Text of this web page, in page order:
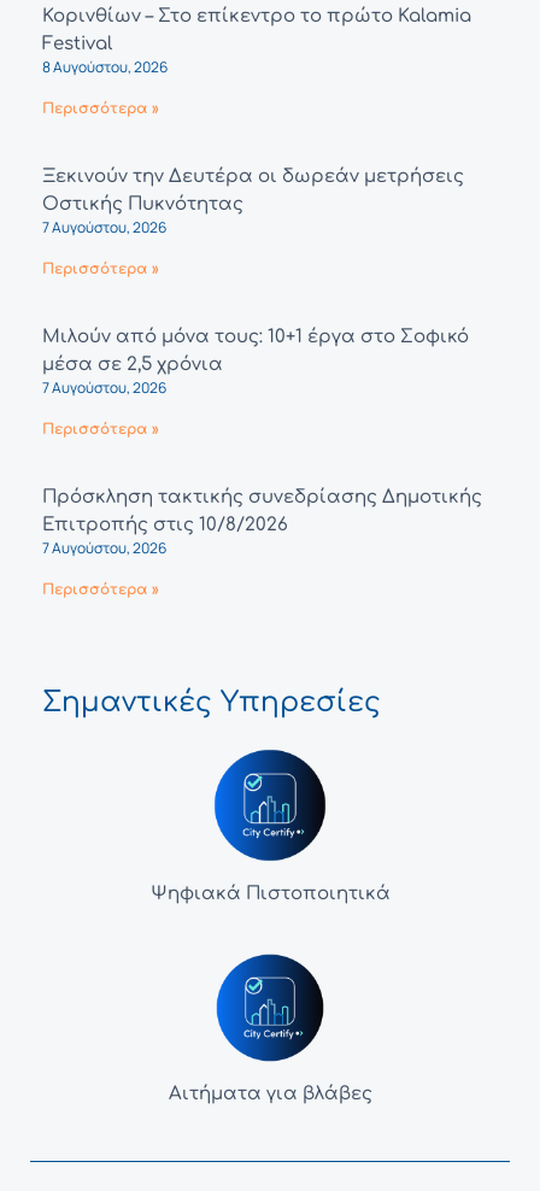
Κορινθίων – Στο επίκεντρο το πρώτο Kalamia
Festival
8 Αυγούστου, 2026
Περισσότερα »
Ξεκινούν την Δευτέρα οι δωρεάν μετρήσεις
Οστικής Πυκνότητας
7 Αυγούστου, 2026
Περισσότερα »
Μιλούν από μόνα τους: 10+1 έργα στο Σοφικό
μέσα σε 2,5 χρόνια
7 Αυγούστου, 2026
Περισσότερα »
Πρόσκληση τακτικής συνεδρίασης Δημοτικής
Επιτροπής στις 10/8/2026
7 Αυγούστου, 2026
Περισσότερα »
Σημαντικές Υπηρεσίες
Ψηφιακά Πιστοποιητικά
Αιτήματα για βλάβες